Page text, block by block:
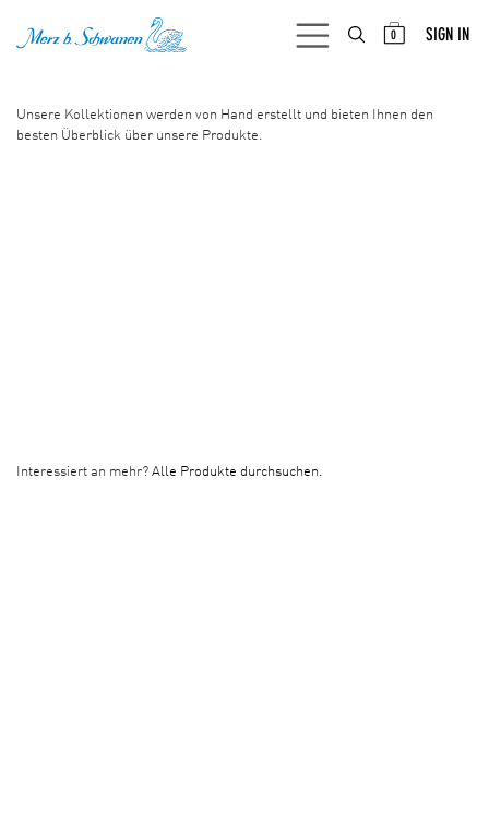
0 SIGN IN
Unsere Kollektionen werden von Hand erstellt und bieten Ihnen den
besten Überblick über unsere Produkte.
Interessiert an mehr? Alle Produkte durchsuchen.